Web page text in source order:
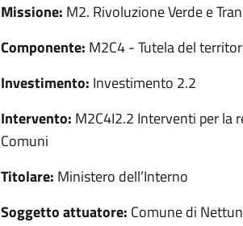
Missione: M2. Rivoluzione Verde e
Componente: M2C4 - Tutela del
Investimento: Investimento 2.2
Intervento: M2C4I2.2 Interventi per la
Comuni
Titolare: Ministero dell’Interno
Soggetto attuatore: Comune di